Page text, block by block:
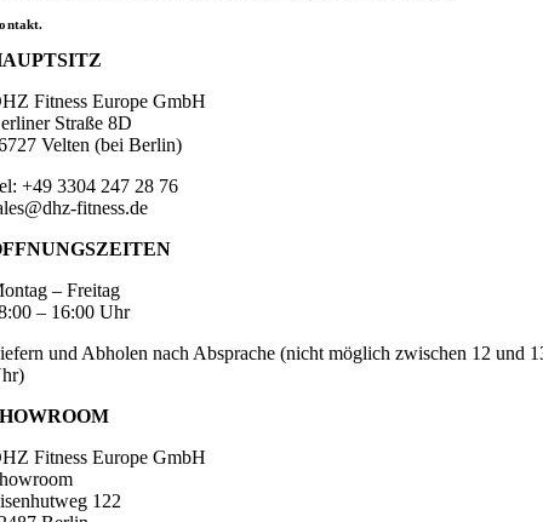
Fitness Europe GmbH
Straße 8D
Velten (bei Berlin)
+49 3304 247 28 76
fitness.de
– Freitag
– 16:00 Uhr
und Abholen nach Absprache (nicht möglich zwischen 12 und
Fitness Europe GmbH
122